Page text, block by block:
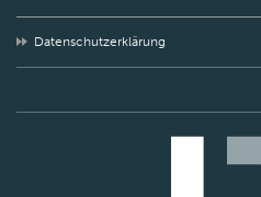
Datenschutzerklärung